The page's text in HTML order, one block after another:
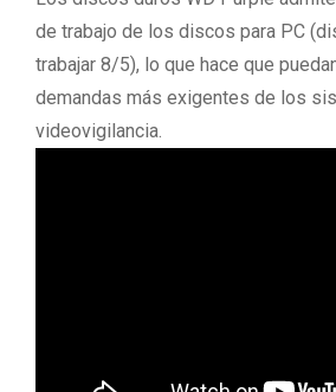
de trabajo de los discos para PC
trabajar 8/5), lo que hace que
demandas más exigentes de los
videovigilancia.